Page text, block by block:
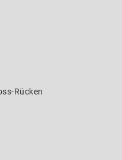
Rücken